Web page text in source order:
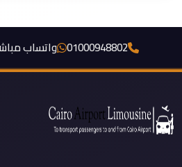
01000948802 واتساب مباشر